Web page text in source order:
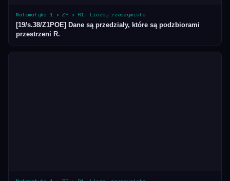
Matematyka 1 › ZP › R1. Liczby rzeczywiste
[19/s.38/Z1POE] Dane są przedziały, które są podzbiorami
przestrzeni R.